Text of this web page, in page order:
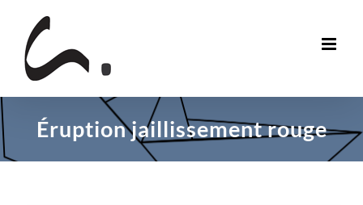
content
Éruption jaillissement rouge